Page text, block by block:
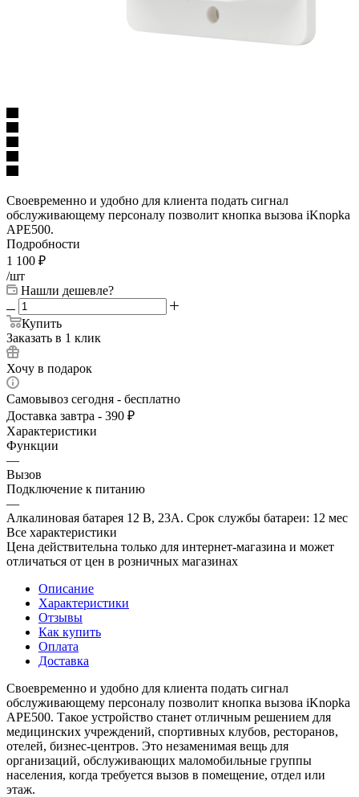
Своевременно и удобно для клиента подать сигнал
обслуживающему персоналу позволит кнопка вызова iKnopka
APE500.
Подробности
1 100 ₽
/шт
Нашли дешевле?
Купить
Заказать в 1 клик
Хочу в подарок
Самовывоз сегодня - бесплатно
Доставка завтра - 390 ₽
Характеристики
Функции
—
Вызов
Подключение к питанию
—
Алкалиновая батарея 12 В, 23A. Срок службы батареи: 12 мес
Все характеристики
Цена действительна только для интернет-магазина и может
отличаться от цен в розничных магазинах
Описание
Характеристики
Отзывы
Как купить
Оплата
Доставка
Своевременно и удобно для клиента подать сигнал
обслуживающему персоналу позволит кнопка вызова iKnopka
APE500. Такое устройство станет отличным решением для
медицинских учреждений, спортивных клубов, ресторанов,
отелей, бизнес-центров. Это незаменимая вещь для
организаций, обслуживающих маломобильные группы
населения, когда требуется вызов в помещение, отдел или
этаж.